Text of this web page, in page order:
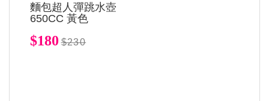
麵包超人彈跳水壺
650CC 黃色
$180 $230